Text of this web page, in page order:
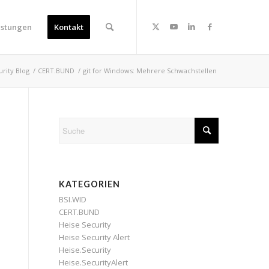
Kontakt
Blog / CERT.BUND / git for Windows: Mehrere Schwachstellen
KATEGORIEN
BSI.WID
CERT.BUND
Heise Security
Heise Security Alert
Heise.Security
Heise.SecurityAlert